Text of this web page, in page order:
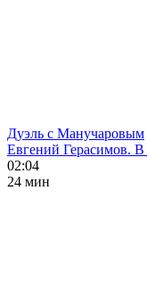
Дуэль с Манучаровым
Евгений Герасимов. В
02:04
24 мин